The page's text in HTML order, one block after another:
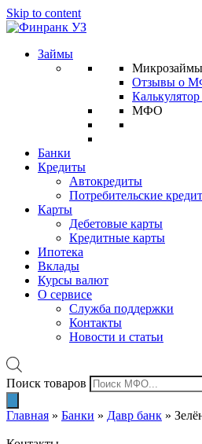
Skip to content
Займы
Микрозаймы
Отзывы о
МФО
Банки
Кредиты
Автокредиты
Потребительские
Карты
Дебетовые карты
Кредитные карты
Ипотека
Вклады
Курсы валют
О сервисе
Служба поддержки
Контакты
Новости и статьи
Поиск товаров
Главная » Банки » Давр банк »